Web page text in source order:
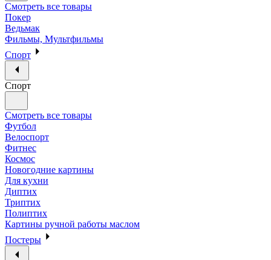
Смотреть все товары
Покер
Ведьмак
Фильмы, Мультфильмы
Спорт
Спорт
Смотреть все товары
Футбол
Велоспорт
Фитнес
Космос
Новогодние картины
Для кухни
Диптих
Триптих
Полиптих
Картины ручной работы маслом
Постеры